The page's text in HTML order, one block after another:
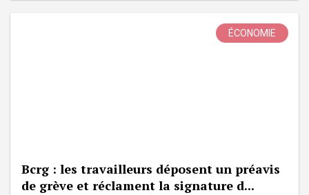
ÉCONOMIE
Bcrg : les travailleurs déposent un préavis
de grève et réclament la signature d...